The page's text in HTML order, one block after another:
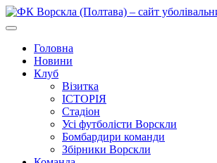
Головна
Новини
Клуб
Візитка
ІСТОРІЯ
Стадіон
Усі футболісти Ворскли
Бомбардири команди
Збірники Ворскли